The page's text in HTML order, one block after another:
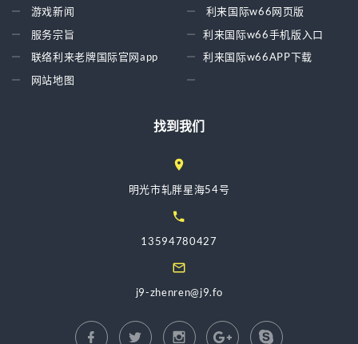
游戏新闻
服务宗旨
联络利来老牌国际官网app
网站地图
利来国际w66网页版
利来国际w66手机版入口
利来国际w66APP下载
找到我们
明光市轧胖星海54号
13594780427
j9-zhenren@j9.fo